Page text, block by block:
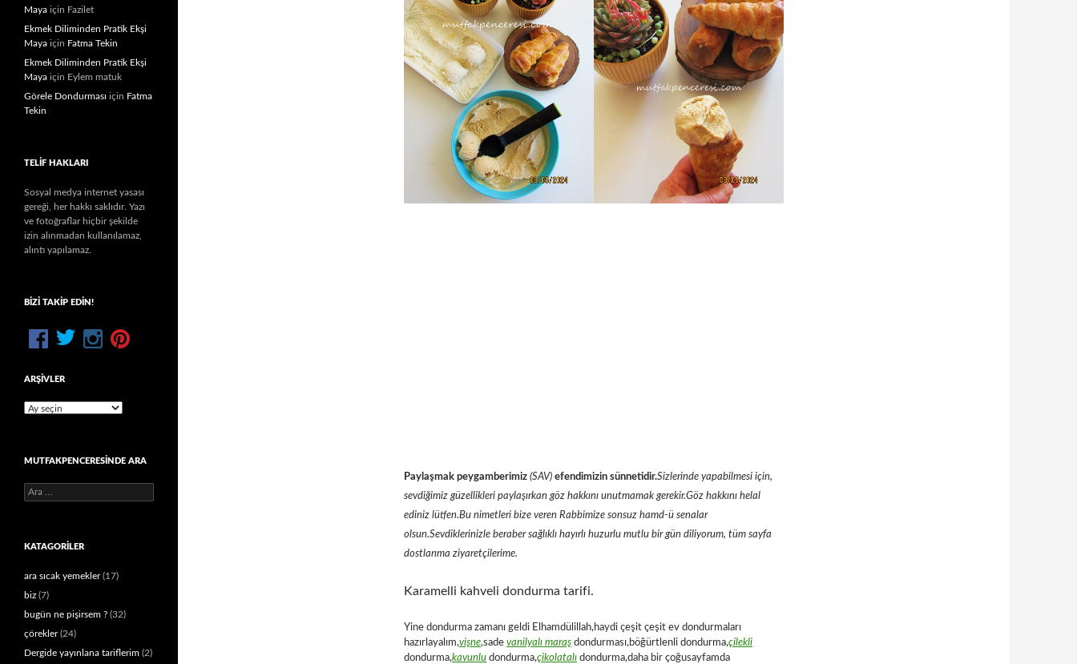
Paylaşmak peygamberimiz (SAV) efendimizin sünnetidir.Sizlerinde yapabilmesi için,
sevdiğimiz güzellikleri paylaşırkan göz hakkını unutmamak gerekir.Göz hakkını helal
ediniz lütfen.Bu nimetleri bize veren Rabbimize sonsuz hamd-ü senalar
olsun.Sevdiklerinizle beraber sağlıklı hayırlı huzurlu mutlu bir gün diliyorum, tüm sayfa
dostlarıma ziyaretçilerime.
Karamelli kahveli dondurma tarifi.
Yine dondurma zamanı geldi Elhamdülillah,haydi çeşit çeşit ev dondurmaları
hazırlayalım,vişne,sade vanilyalı maraş dondurması,böğürtlenli dondurma,çilekli
dondurma,kavunlu dondurma,çikolatalı dondurma,daha bir çoğusayfamda
Maya için Fazilet
Ekmek Diliminden Pratik Ekşi
Maya için Fatma Tekin
Ekmek Diliminden Pratik Ekşi
Maya için Eylem matuk
Görele Dondurması için Fatma
Tekin
TELIF HAKLARI
Sosyal medya internet yasası
gereği, her hakkı saklıdır. Yazı
ve fotoğraflar hiçbir şekilde
izin alınmadan kullanılamaz,
alıntı yapılamaz.
BIZI TAKIP EDIN!
ARŞIVLER
Arşivler
MUTFAKPENCERESINDE ARA
Arama:
KATAGORILER
ara sıcak yemekler(17)
biz (7)
bugün ne pişirsem ? (32)
çörekler(24)
Dergide yayınlana tariflerim (2)